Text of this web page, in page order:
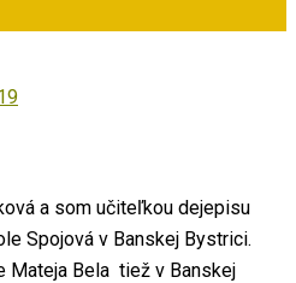
a som učiteľkou dejepisu
Spojová v Banskej Bystrici.
Mateja Bela tiež v Banskej